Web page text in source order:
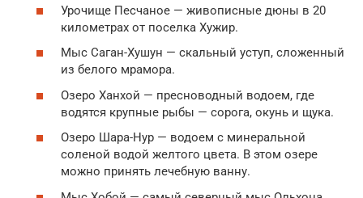
Урочище Песчаное — живописные дюны в 20
километрах от поселка Хужир.
Мыс Саган-Хушун — скальный уступ, сложенный
из белого мрамора.
Озеро Ханхой — пресноводный водоем, где
водятся крупные рыбы — сорога, окунь и щука.
Озеро Шара-Нур — водоем с минеральной
соленой водой желтого цвета. В этом озере
можно принять лечебную ванну.